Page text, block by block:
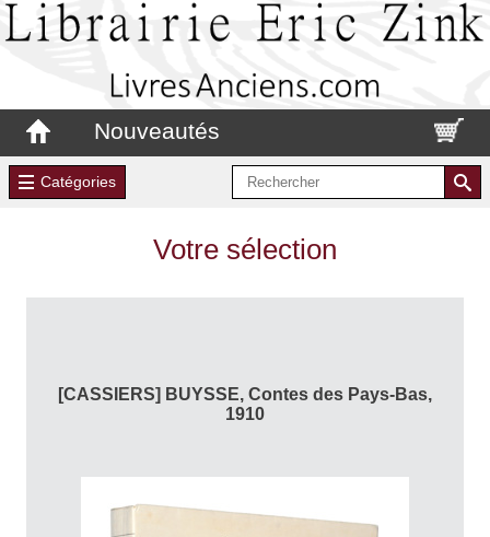
Nouveautés
Catégories
Votre sélection
[CASSIERS] BUYSSE, Contes des Pays-Bas,
1910